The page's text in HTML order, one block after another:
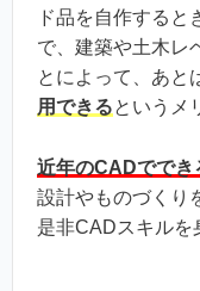
ド品を自作する
で、建築や土木レ
とによって、あと
用できるというメ
近年のCADででき
設計やものづくり
是非CADスキルを